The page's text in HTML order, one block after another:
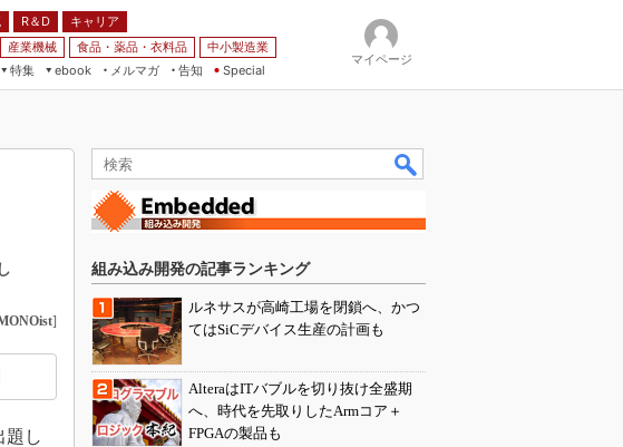
R＆D
キャリア
産業機械 食品・薬品・衣料品
中小製造業
特集
ebook
メルマガ
告知 Special
マイページ
]
題し
組み込み開発の記事ランキング
ルネサスが高崎工場を閉鎖へ、かつ
てはSiCデバイス生産の計画も
AlteraはITバブルを切り抜け全盛期
へ、時代を先取りしたArmコア＋
FPGAの製品も